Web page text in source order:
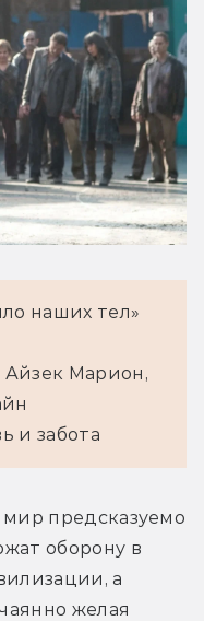
наших тел»
Айзек Марион,
и забота
предсказуемо
оборону в
а
желая